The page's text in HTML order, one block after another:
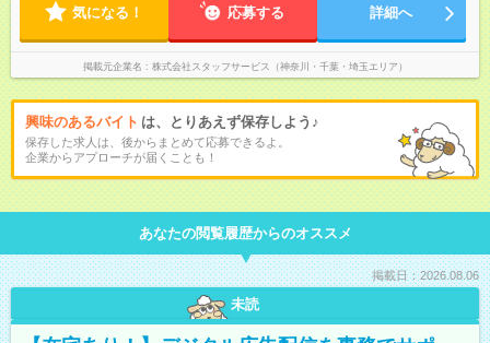
気になる！ 応募する 詳細へ
掲載元企業名 株式会社スタッフサービス（神奈川・千葉・埼玉エリア）
興味のあるバイト は、とりあえず保存しよう♪
保存した求人は、後からまとめて応募できるよ。
企業からアプローチが届くことも！
あなたの閲覧履歴からのオススメ
掲載日：2026.08.06
未読